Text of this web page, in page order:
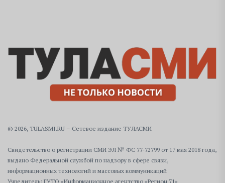
© 2026, TULASMI.RU – Сетевое издание ТУЛАСМИ
Свидетельство о регистрации СМИ ЭЛ № ФС 77-72799 от 17 мая 2018 года,
выдано Федеральной службой по надзору в сфере связи,
информационных технологий и массовых коммуникаций
Учредитель: ГУТО «Информационное агентство «Регион 71»